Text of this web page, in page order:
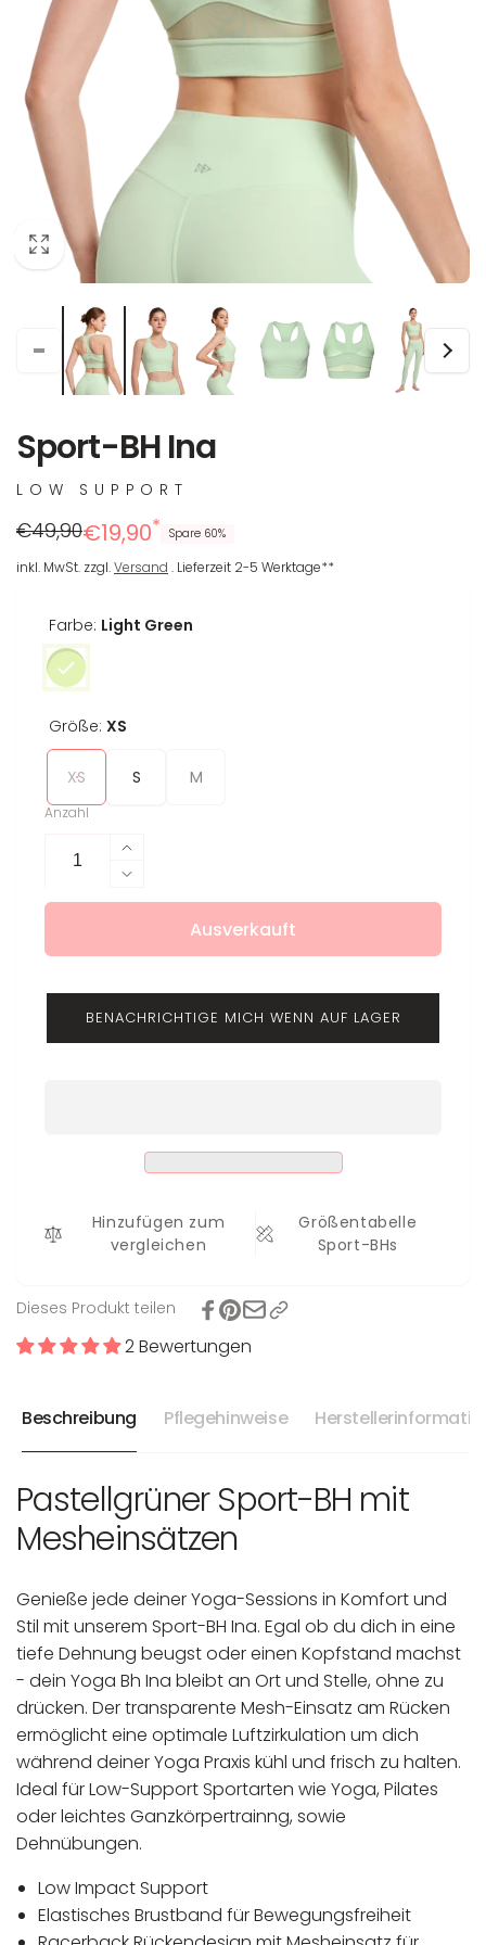
Sport-BH Ina
LOW SUPPORT
Regulärer
Preis
€49,90
Reduzierter
Preis
€19,90* Spare 60%
inkl. MwSt. zzgl.Versand . Lieferzeit 2-5 Werktage**
Farbe: Light Green
Größe: XS
XS S M
Anzahl
Erhöhe
die
Menge
Ina
Verringere
die
für
BH
Ina
Ausverkauft
BENACHRICHTIGE MICH WENN AUF LAGER
Hinzufügen zum
vergleichen
Größentabelle
Sport-BHs
Dieses Produkt teilen
2 Bewertungen
Beschreibung Pflegehinweise
Pastellgrüner Sport-BH mit
Mesheinsätzen
Genieße jede deiner Yoga-Sessions in Komfort und
Stil mit unserem Sport-BH Ina. Egal ob du dich in eine
tiefe Dehnung beugst oder einen Kopfstand machst
- dein Yoga Bh Ina bleibt an Ort und Stelle, ohne zu
drücken. Der transparente Mesh-Einsatz am Rücken
ermöglicht eine optimale Luftzirkulation um dich
während deiner Yoga Praxis kühl und frisch zu halten.
Ideal für Low-Support Sportarten wie Yoga, Pilates
oder leichtes Ganzkörpertrainng, sowie
Dehnübungen.
Low Impact Support
Elastisches Brustband für Bewegungsfreiheit